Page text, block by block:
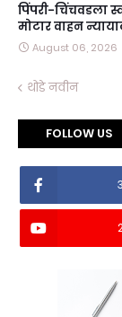
पिंपरी-चिंचवडला
मोटार वाहन
August 06, 2026
थोडे नवीन
FOLLOW US